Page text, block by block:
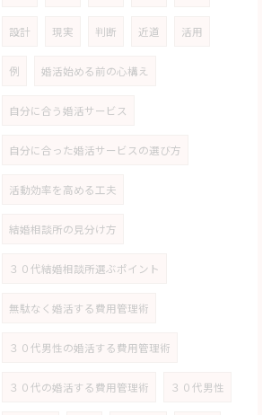
設計 現実 判断 近道 活用
例 婚活始める前の心構え
自分に合う婚活サービス
自分に合った婚活サービスの選び方
活動効率を高める工夫
結婚相談所の見分け方
３０代結婚相談所選ぶポイント
無駄なく婚活する費用管理術
３０代男性の婚活する費用管理術
３０代の婚活する費用管理術 ３０代男性